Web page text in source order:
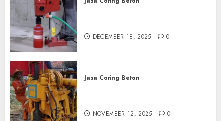
DECEMBER 18, 2025 0
Jasa Coring Beton
NOVEMBER 12, 2025 0